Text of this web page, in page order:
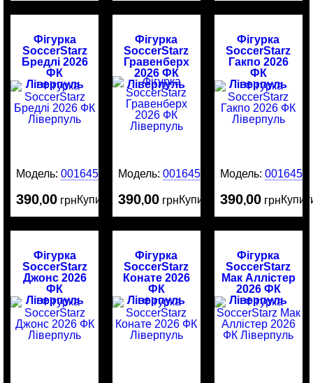
Фігурка
SoccerStarz
Бредлі 2026
ФК
Ліверпуль
Модель:0016455
390,00 грнКупити
Фігурка
SoccerStarz
Гравенберх
2026 ФК
Ліверпуль
Модель:0016454
390,00 грнКупити
Фігурка
SoccerStarz
Гакпо 2026
ФК
Ліверпуль
Модель: 0016453
390,00 грн
Фігурка
SoccerStarz
Джонс 2026
ФК
Ліверпуль
Фігурка
SoccerStarz
Конате 2026
ФК
Ліверпуль
Фігурка
SoccerStarz
Мак Аллістер
2026 ФК
Ліверпуль